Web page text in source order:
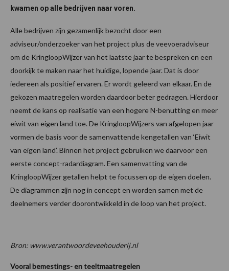
kwamen op alle bedrijven naar voren.
Alle bedrijven zijn gezamenlijk bezocht door een
adviseur/onderzoeker van het project plus de veevoeradviseur
om de KringloopWijzer van het laatste jaar te bespreken en een
doorkijk te maken naar het huidige, lopende jaar. Dat is door
iedereen als positief ervaren. Er wordt geleerd van elkaar. En de
gekozen maatregelen worden daardoor beter gedragen. Hierdoor
neemt de kans op realisatie van een hogere N-benutting en meer
eiwit van eigen land toe. De KringloopWijzers van afgelopen jaar
vormen de basis voor de samenvattende kengetallen van ‘Eiwit
van eigen land’. Binnen het project gebruiken we daarvoor een
eerste concept-radardiagram. Een samenvatting van de
KringloopWijzer getallen helpt te focussen op de eigen doelen.
De diagrammen zijn nog in concept en worden samen met de
deelnemers verder doorontwikkeld in de loop van het project.
Bron: www.verantwoordeveehouderij.nl
Vooral bemestings- en teeltmaatregelen